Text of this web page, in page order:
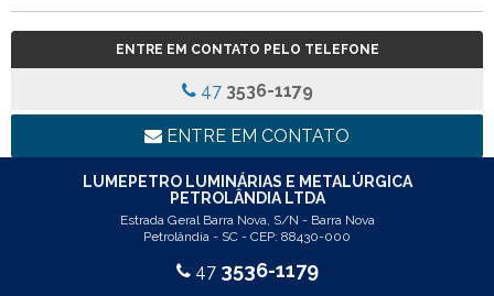
REF: 3106
REF: 5105
LINHA LUMINÁRIA COMERCIAL DE EMBUTIR
REF: 102005
REF: 103005
REF: 105015
ENTRE EM CONTATO PELO TELEFONE
47 3536-1179
ENTRE EM CONTATO
LUMEPETRO LUMINÁRIAS E METALÚRGICA
PETROLÂNDIA LTDA
Estrada Geral Barra Nova, S/N - Barra Nova
Petrolândia - SC - CEP: 88430-000
47 3536-1179